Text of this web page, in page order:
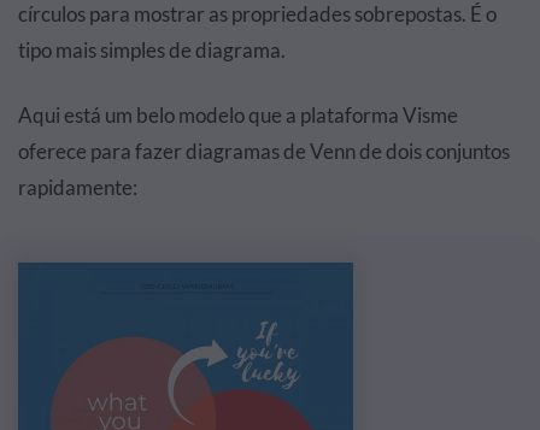
círculos para mostrar as propriedades sobrepostas. É o
tipo mais simples de diagrama.
Aqui está um belo modelo que a plataforma Visme
oferece para fazer diagramas de Venn de dois conjuntos
rapidamente: